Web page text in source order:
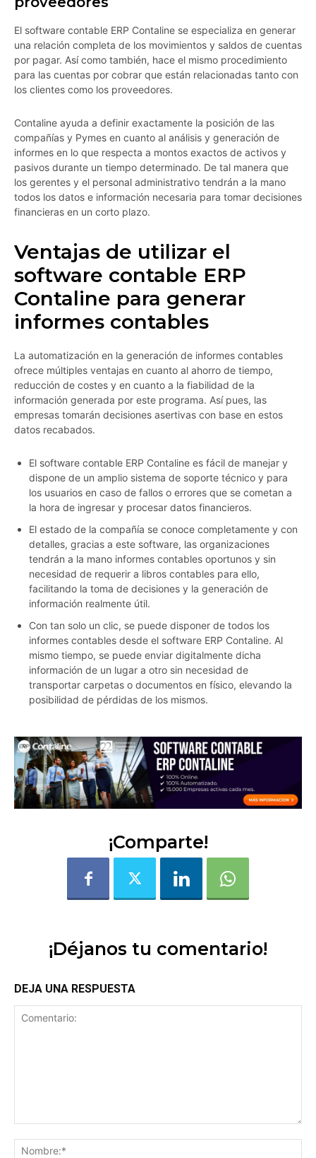
El software contable ERP Contaline se especializa en generar
una relación completa de los movimientos y saldos de cuentas
por pagar. Así como también, hace el mismo procedimiento
para las cuentas por cobrar que están relacionadas tanto con
los clientes como los proveedores.
Contaline ayuda a definir exactamente la posición de las
compañías y Pymes en cuanto al análisis y generación de
informes en lo que respecta a montos exactos de activos y
pasivos durante un tiempo determinado. De tal manera que
los gerentes y el personal administrativo tendrán a la mano
todos los datos e información necesaria para tomar decisiones
financieras en un corto plazo.
Ventajas de utilizar el
software contable ERP
Contaline para generar
informes contables
La automatización en la generación de informes contables
ofrece múltiples ventajas en cuanto al ahorro de tiempo,
reducción de costes y en cuanto a la fiabilidad de la
información generada por este programa. Así pues, las
empresas tomarán decisiones asertivas con base en estos
datos recabados.
El software contable ERP Contaline es fácil de manejar y
dispone de un amplio sistema de soporte técnico y para
los usuarios en caso de fallos o errores que se cometan a
la hora de ingresar y procesar datos financieros.
El estado de la compañía se conoce completamente y con
detalles, gracias a este software, las organizaciones
tendrán a la mano informes contables oportunos y sin
necesidad de requerir a libros contables para ello,
facilitando la toma de decisiones y la generación de
información realmente útil.
Con tan solo un clic, se puede disponer de todos los
informes contables desde el software ERP Contaline. Al
mismo tiempo, se puede enviar digitalmente dicha
información de un lugar a otro sin necesidad de
transportar carpetas o documentos en físico, elevando la
posibilidad de pérdidas de los mismos.
¡Comparte!
¡Déjanos tu comentario!
DEJA UNA RESPUESTA